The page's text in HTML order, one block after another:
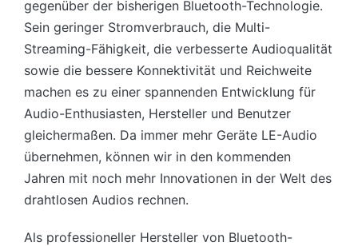
gegenüber der bisherigen Bluetooth-Technologie.
Sein geringer Stromverbrauch, die Multi-
Streaming-Fähigkeit, die verbesserte Audioqualität
sowie die bessere Konnektivität und Reichweite
machen es zu einer spannenden Entwicklung für
Audio-Enthusiasten, Hersteller und Benutzer
gleichermaßen. Da immer mehr Geräte LE-Audio
übernehmen, können wir in den kommenden
Jahren mit noch mehr Innovationen in der Welt des
drahtlosen Audios rechnen.
Als professioneller Hersteller von Bluetooth-